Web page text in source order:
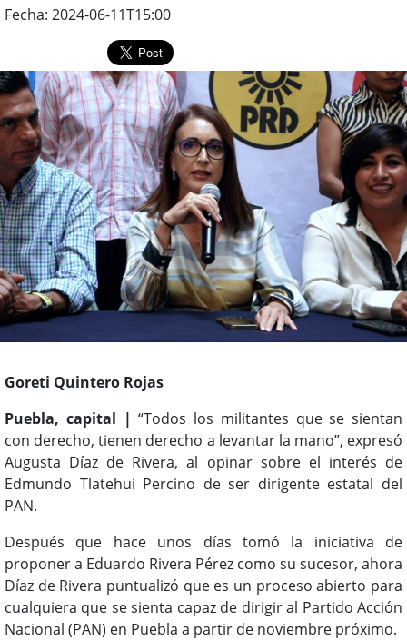
Fecha: 2024-06-11T15:00
Goreti Quintero Rojas
Puebla, capital | “Todos los militantes que se sientan
con derecho, tienen derecho a levantar la mano”, expresó
Augusta Díaz de Rivera, al opinar sobre el interés de
Edmundo Tlatehui Percino de ser dirigente estatal del
PAN.
Después que hace unos días tomó la iniciativa de
proponer a Eduardo Rivera Pérez como su sucesor, ahora
Díaz de Rivera puntualizó que es un proceso abierto para
cualquiera que se sienta capaz de dirigir al Partido Acción
Nacional (PAN) en Puebla a partir de noviembre próximo.